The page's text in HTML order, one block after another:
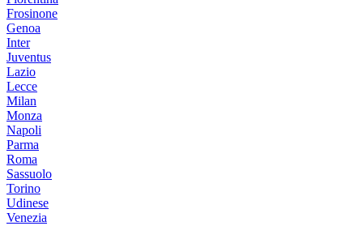
Frosinone
Genoa
Inter
Juventus
Lazio
Lecce
Milan
Monza
Napoli
Parma
Roma
Sassuolo
Torino
Udinese
Venezia